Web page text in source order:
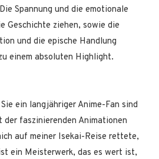
Spannung und die emotionale
Geschichte ziehen, sowie die
und die epische Handlung
einem absoluten Highlight.
ein langjähriger Anime-Fan sind
der faszinierenden Animationen
auf meiner Isekai-Reise rettete,
ein Meisterwerk, das es wert ist,